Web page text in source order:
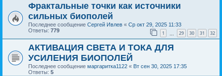
Фрактальные точки как источники
сильных биополей
Последнее сообщение Сергей Ивлев « Ср окт 29, 2025 11:33
Ответы: 779 1 29 30 31 32
АКТИВАЦИЯ СВЕТА И ТОКА ДЛЯ
УСИЛЕНИЯ БИОПОЛЕЙ
Последнее сообщение маргаритка1122 « Вт сен 30, 2025 17:35
Ответы: 5